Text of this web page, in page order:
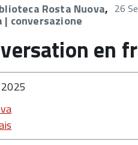
Rosta Nuova,
conversazione
26
en